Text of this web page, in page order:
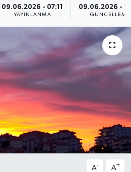
09.06.2026 - 07:11
YAYINLANMA
09.06.2026 -
GÜNCELLEME
A- A+